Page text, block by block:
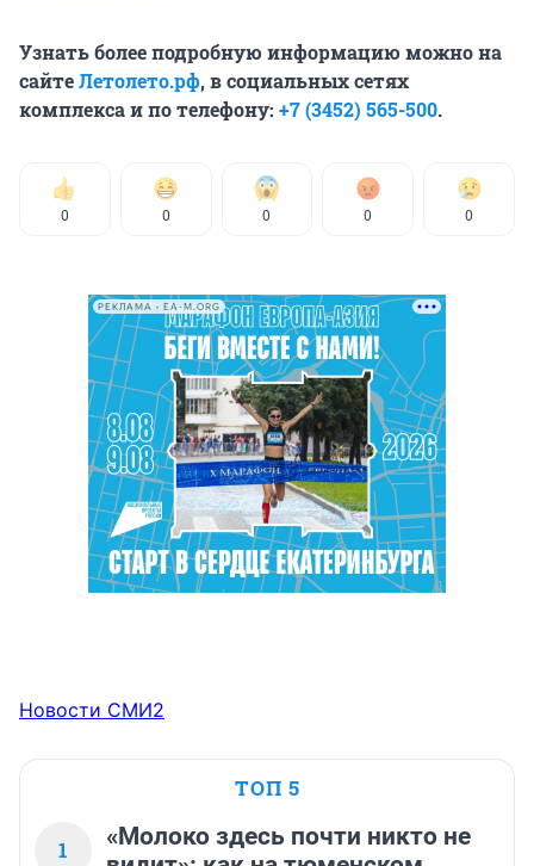
Узнать более подробную информацию можно на
сайтеЛетолето.рф, в социальных сетях
комплекса и по телефону: +7 (3452) 565-500.
0 0 0 0 0
РЕКЛАМА • EA-M.ORG
Новости СМИ2
ТОП 5
1
«Молоко здесь почти никто не